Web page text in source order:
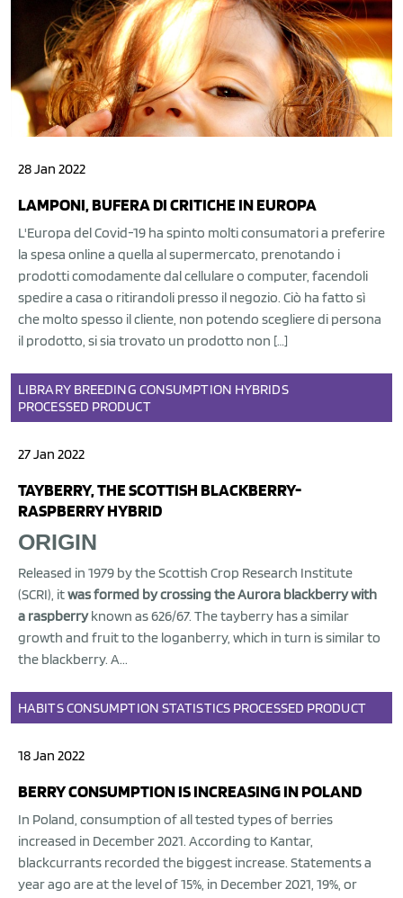
28 Jan 2022
LAMPONI, BUFERA DI CRITICHE IN EUROPA
L'Europa del Covid-19 ha spinto molti consumatori a preferire
la spesa online a quella al supermercato, prenotando i
prodotti comodamente dal cellulare o computer, facendoli
spedire a casa o ritirandoli presso il negozio. Ciò ha fatto sì
che molto spesso il cliente, non potendo scegliere di persona
il prodotto, si sia trovato un prodotto non […]
LIBRARY BREEDING CONSUMPTION HYBRIDS
PROCESSED PRODUCT
27 Jan 2022
TAYBERRY, THE SCOTTISH BLACKBERRY-
RASPBERRY HYBRID
ORIGIN
Released in 1979 by the Scottish Crop Research Institute
(SCRI), itwas formed by crossing the Aurora blackberry with
a raspberryknown as 626/67. The tayberry has a similar
growth and fruit to the loganberry, which in turn is similar to
the blackberry. A...
HABITSCONSUMPTION STATISTICS PROCESSED PRODUCT
18 Jan 2022
BERRY CONSUMPTION IS INCREASING IN POLAND
In Poland, consumption of all tested types of berries
increased in December 2021. According to Kantar,
blackcurrants recorded the biggest increase. Statements a
year ago are at the level of 15%, in December 2021, 19%, or